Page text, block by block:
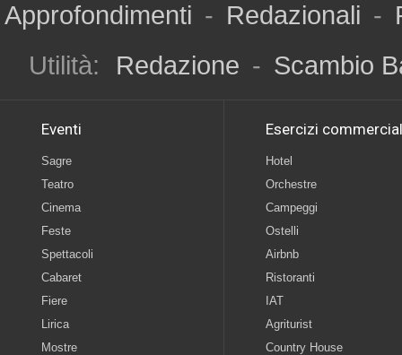
Approfondimenti - Redazionali -
Utilità:
Redazione - Scambio
Eventi
Sagre
Teatro
Cinema
Feste
Spettacoli
Cabaret
Fiere
Lirica
Mostre
Esercizi
Hotel
Orchestre
Campeggi
Ostelli
Airbnb
Ristoranti
IAT
Agriturist
Country House